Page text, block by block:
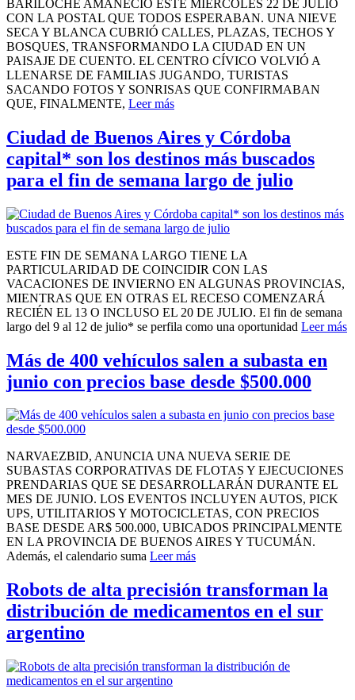
BARILOCHE AMANECIÓ ESTE MIÉRCOLES 22 DE JULIO
CON LA POSTAL QUE TODOS ESPERABAN. UNA NIEVE
SECA Y BLANCA CUBRIÓ CALLES, PLAZAS, TECHOS Y
BOSQUES, TRANSFORMANDO LA CIUDAD EN UN
PAISAJE DE CUENTO. EL CENTRO CÍVICO VOLVIÓ A
LLENARSE DE FAMILIAS JUGANDO, TURISTAS
SACANDO FOTOS Y SONRISAS QUE CONFIRMABAN
QUE, FINALMENTE, Leer más
Ciudad de Buenos Aires y Córdoba
capital* son los destinos más buscados
para el fin de semana largo de julio
ESTE FIN DE SEMANA LARGO TIENE LA
PARTICULARIDAD DE COINCIDIR CON LAS
VACACIONES DE INVIERNO EN ALGUNAS PROVINCIAS,
MIENTRAS QUE EN OTRAS EL RECESO COMENZARÁ
RECIÉN EL 13 O INCLUSO EL 20 DE JULIO. El fin de semana
largo del 9 al 12 de julio* se perfila como una oportunidad Leer más
Más de 400 vehículos salen a subasta en
junio con precios base desde $500.000
NARVAEZBID, ANUNCIA UNA NUEVA SERIE DE
SUBASTAS CORPORATIVAS DE FLOTAS Y EJECUCIONES
PRENDARIAS QUE SE DESARROLLARÁN DURANTE EL
MES DE JUNIO. LOS EVENTOS INCLUYEN AUTOS, PICK
UPS, UTILITARIOS Y MOTOCICLETAS, CON PRECIOS
BASE DESDE AR$ 500.000, UBICADOS PRINCIPALMENTE
EN LA PROVINCIA DE BUENOS AIRES Y TUCUMÁN.
Además, el calendario suma Leer más
Robots de alta precisión transforman la
distribución de medicamentos en el sur
argentino